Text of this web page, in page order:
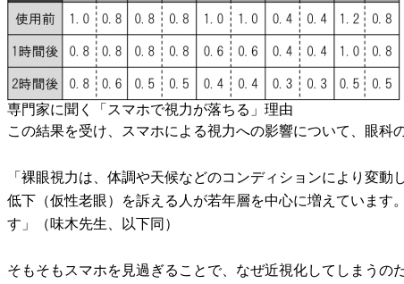
専門家に聞く「スマホで視力が落ちる」理由
この結果を受け、スマホによる視力への影響について、眼科
「裸眼視力は、体調や天候などのコンディションにより変
低下（仮性老眼）を訴える人が若年層を中心に増えています
す」（味木先生、以下同）
そもそもスマホを見過ぎることで、なぜ近視化してしまうの